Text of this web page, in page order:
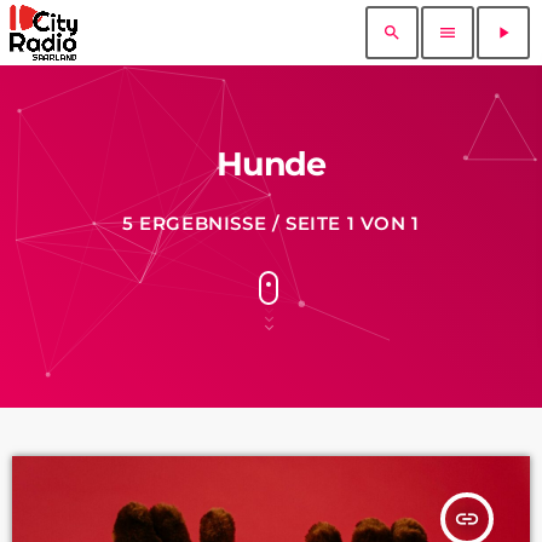
search menu play_arrow
Hunde
5 ERGEBNISSE / SEITE 1 VON 1
insert_link